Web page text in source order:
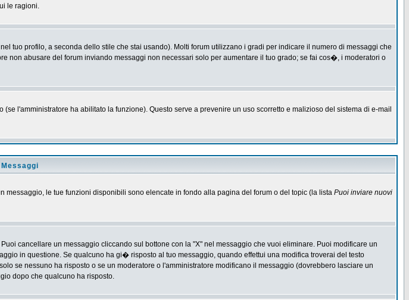
le ragioni.
tuo profilo, a seconda dello stile che stai usando). Molti forum utilizzano i gradi per indicare il numero di messaggi che
non abusare del forum inviando messaggi non necessari solo per aumentare il tuo grado; se fai cos�, i moderatori o
l'amministratore ha abilitato la funzione). Questo serve a prevenire un uso scorretto e malizioso del sistema di e-mail
Messaggi
le tue funzioni disponibili sono elencate in fondo alla pagina del forum o del topic (la lista Puoi inviare nuovi
cancellare un messaggio cliccando sul bottone con la "X" nel messaggio che vuoi eliminare. Puoi modificare un
in questione. Se qualcuno ha gi� risposto al tuo messaggio, quando effettui una modifica troverai del testo
se nessuno ha risposto o se un moderatore o l'amministratore modificano il messaggio (dovrebbero lasciare un
dopo che qualcuno ha risposto.